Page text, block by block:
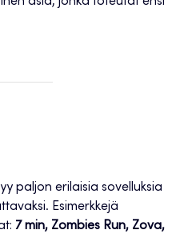
paljon erilaisia sovelluksia
Esimerkkejä
7 min, Zombies Run, Zova,